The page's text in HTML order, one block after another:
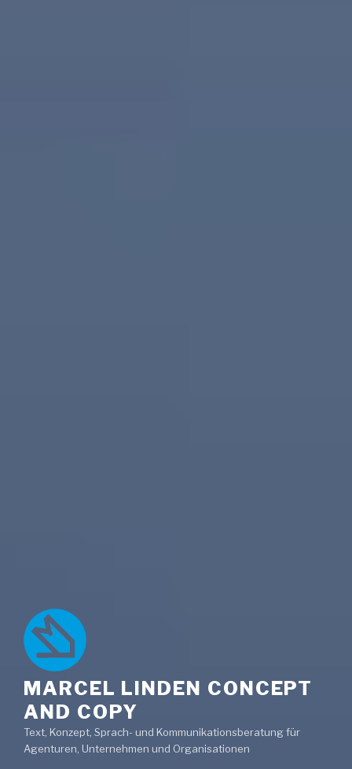
MARCEL LINDEN CONCEPT
AND COPY
Text, Konzept, Sprach- und Kommunikationsberatung für
Agenturen, Unternehmen und Organisationen